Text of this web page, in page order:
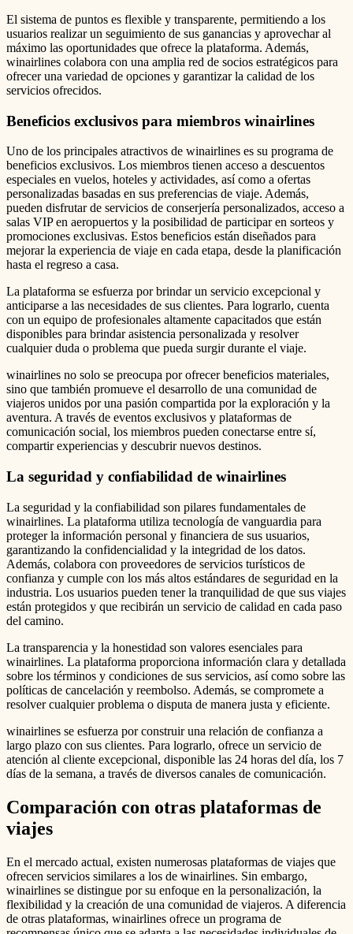
El sistema de puntos es flexible y transparente, permitiendo a los
usuarios realizar un seguimiento de sus ganancias y aprovechar al
máximo las oportunidades que ofrece la plataforma. Además,
winairlines colabora con una amplia red de socios estratégicos para
ofrecer una variedad de opciones y garantizar la calidad de los
servicios ofrecidos.
Beneficios exclusivos para miembros winairlines
Uno de los principales atractivos de winairlines es su programa de
beneficios exclusivos. Los miembros tienen acceso a descuentos
especiales en vuelos, hoteles y actividades, así como a ofertas
personalizadas basadas en sus preferencias de viaje. Además,
pueden disfrutar de servicios de conserjería personalizados, acceso a
salas VIP en aeropuertos y la posibilidad de participar en sorteos y
promociones exclusivas. Estos beneficios están diseñados para
mejorar la experiencia de viaje en cada etapa, desde la planificación
hasta el regreso a casa.
La plataforma se esfuerza por brindar un servicio excepcional y
anticiparse a las necesidades de sus clientes. Para lograrlo, cuenta
con un equipo de profesionales altamente capacitados que están
disponibles para brindar asistencia personalizada y resolver
cualquier duda o problema que pueda surgir durante el viaje.
winairlines no solo se preocupa por ofrecer beneficios materiales,
sino que también promueve el desarrollo de una comunidad de
viajeros unidos por una pasión compartida por la exploración y la
aventura. A través de eventos exclusivos y plataformas de
comunicación social, los miembros pueden conectarse entre sí,
compartir experiencias y descubrir nuevos destinos.
La seguridad y confiabilidad de winairlines
La seguridad y la confiabilidad son pilares fundamentales de
winairlines. La plataforma utiliza tecnología de vanguardia para
proteger la información personal y financiera de sus usuarios,
garantizando la confidencialidad y la integridad de los datos.
Además, colabora con proveedores de servicios turísticos de
confianza y cumple con los más altos estándares de seguridad en la
industria. Los usuarios pueden tener la tranquilidad de que sus viajes
están protegidos y que recibirán un servicio de calidad en cada paso
del camino.
La transparencia y la honestidad son valores esenciales para
winairlines. La plataforma proporciona información clara y detallada
sobre los términos y condiciones de sus servicios, así como sobre las
políticas de cancelación y reembolso. Además, se compromete a
resolver cualquier problema o disputa de manera justa y eficiente.
winairlines se esfuerza por construir una relación de confianza a
largo plazo con sus clientes. Para lograrlo, ofrece un servicio de
atención al cliente excepcional, disponible las 24 horas del día, los 7
días de la semana, a través de diversos canales de comunicación.
Comparación con otras plataformas de
viajes
En el mercado actual, existen numerosas plataformas de viajes que
ofrecen servicios similares a los de winairlines. Sin embargo,
winairlines se distingue por su enfoque en la personalización, la
flexibilidad y la creación de una comunidad de viajeros. A diferencia
de otras plataformas, winairlines ofrece un programa de